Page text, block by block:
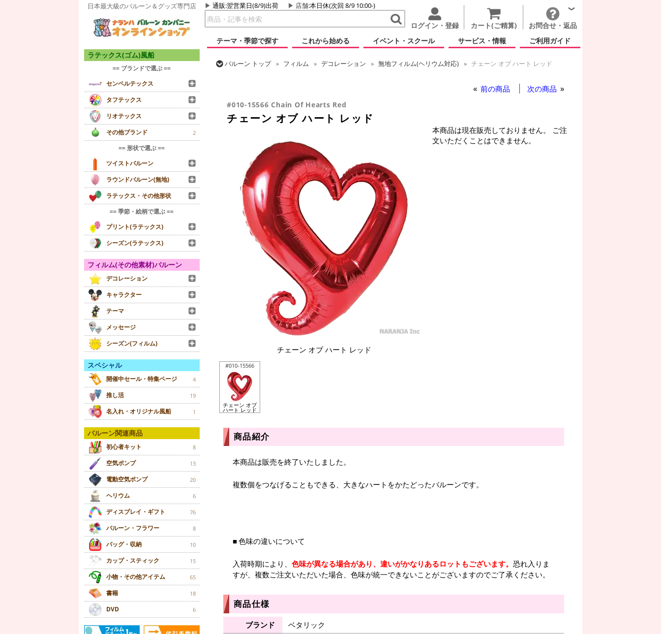
日本最大級のバルーン＆グッズ専門店 通販:翌営業日(8/9)出荷 店舗:本日休(次回 8/9 10:00-)
ログイン・登録 カート(ご精算)
お問合せ・返品
テーマ・季節で探す
これから始める イベント・スクール サービス・情報 ご利用ガイド
ラテックス(ゴム)風船
== ブランドで選ぶ ==
センペルテックス
タフテックス
リオテックス
その他ブランド
2
== 形状で選ぶ ==
ツイストバルーン
ラウンドバルーン(無地)
ラテックス・その他形状
== 季節・絵柄で選ぶ ==
プリント(ラテックス)
シーズン(ラテックス)
フィルム(その他素材)バルーン
デコレーション
キャラクター
テーマ
メッセージ
シーズン(フィルム)
スペシャル
開催中セール・特集ページ 4
推し活 19
名入れ・オリジナル風船 1
バルーン関連商品
初心者キット 8
空気ポンプ 13
電動空気ポンプ 20
ヘリウム 6
ディスプレイ・ギフト 76
バルーン・フラワー 8
バッグ・収納 10
カップ・スティック 15
小物・その他アイテム 65
書籍 18
DVD 6
バルーン トップ フィルム デコレーション 無地フィルム(ヘリウム対応)
チェーン オブ ハート レッド
前の商品 次の商品
#010-15566 Chain Of Hearts Red
チェーン オブ ハート レッド
チェーン オブ ハート レッド
#010-15566
チェーン オブ
ハート レッド
本商品は現在販売しておりません。 ご注
文いただくことはできません。
商品紹介
本商品は販売を終了いたしました。
複数個をつなげることもできる、大きなハートをかたどったバルーンです。
色味の違いについて
入荷時期により、 色味が異なる場合があり、違いがかなりあるロットもございます。 恐れ入りま
すが、複数ご注文いただいた場合、色味が統一できないことがございますのでご了承ください。
商品仕様
ブランド
ベタリック